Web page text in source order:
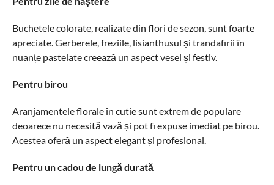
Buchetele colorate, realizate din flori de sezon, sunt foarte
apreciate. Gerberele, freziile, lisianthusul și trandafirii în
nuanțe pastelate creează un aspect vesel și festiv.
Pentru birou
Aranjamentele florale în cutie sunt extrem de populare
deoarece nu necesită vază și pot fi expuse imediat pe birou.
Acestea oferă un aspect elegant și profesional.
Pentru un cadou de lungă durată